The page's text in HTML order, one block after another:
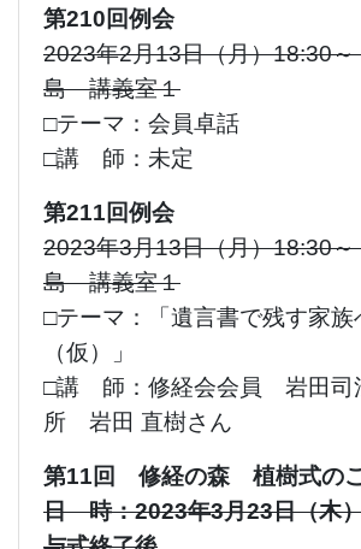
第210回例会
2023年2月13日（月）18:30
島 講義室１
□テーマ：会員卓話
□講 師：未定
第211回例会
2023年3月13日（月）18:30
島 講義室１
□テーマ：「遺言書で残す家族
（仮）」
□講 師：修経会会員 岩田司
所 岩田 直樹さん
第11回 修経の森 植樹式の
日 時：2023年3月23日（木